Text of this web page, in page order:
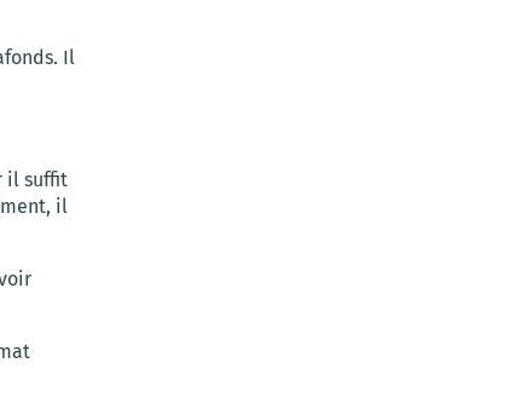
Il
il suffit
il